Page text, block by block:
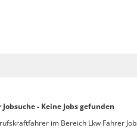
- Keine Jobs gefunden
im Bereich Lkw Fahrer